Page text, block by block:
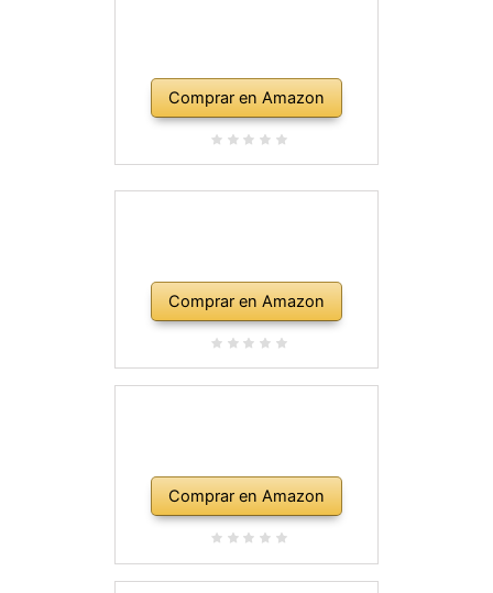
Comprar en Amazon
Comprar en Amazon
Comprar en Amazon